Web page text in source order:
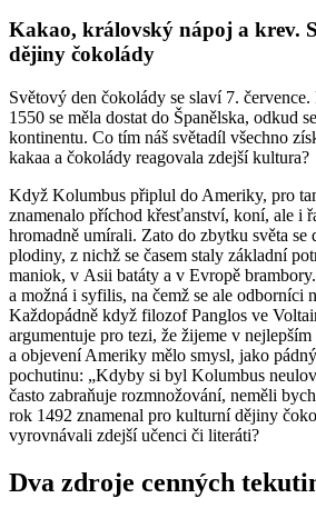
Kakao, královský nápoj a krev.
dějiny čokolády
Světový den čokolády se slaví 7.
1550 se měla dostat do Španělska, odkud
kontinentu. Co tím náš světadíl všechno
kakaa a čokolády reagovala zdejší kultura?
Když Kolumbus připlul do Ameriky, pro
znamenalo příchod křesťanství, koní, ale i
hromadně umírali. Zato do zbytku světa
plodiny, z nichž se časem staly základní
maniok, v Asii batáty a v Evropě
a možná i syfilis, na čemž se ale odborníci
Každopádně když filozof Panglos ve
argumentuje pro tezi, že žijeme v
a objevení Ameriky mělo smysl, jako
pochutinu: „Kdyby si byl Kolumbus
často zabraňuje rozmnožování, neměli
rok 1492 znamenal pro kulturní dějiny
vyrovnávali zdejší učenci či literáti?
Dva zdroje cenných